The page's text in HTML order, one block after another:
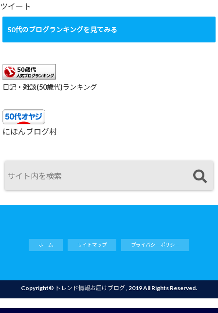
ブ
ツイート
50代のブログランキングを見てみる
日記・雑談(50歳代)ランキング
にほんブログ村
ホーム サイトマップ プライバシーポリシー
Copyright© トレンド情報お届けブログ, 2019 All Rights Reserved.